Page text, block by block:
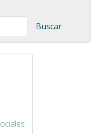
Buscar